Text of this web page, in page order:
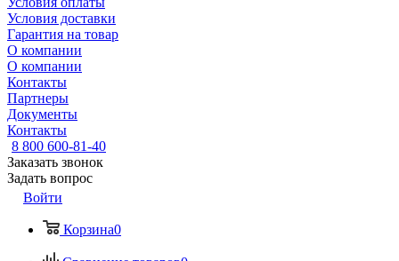
Условия доставки
Гарантия на товар
О компании
О компании
Контакты
Партнеры
Документы
Контакты
8 800 600-81-40
Заказать звонок
Задать вопрос
Войти
Корзина0